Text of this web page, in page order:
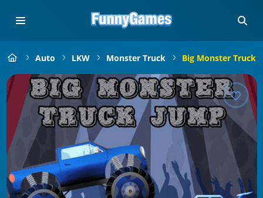
Auto LKW Monster Truck Big Monster Truck